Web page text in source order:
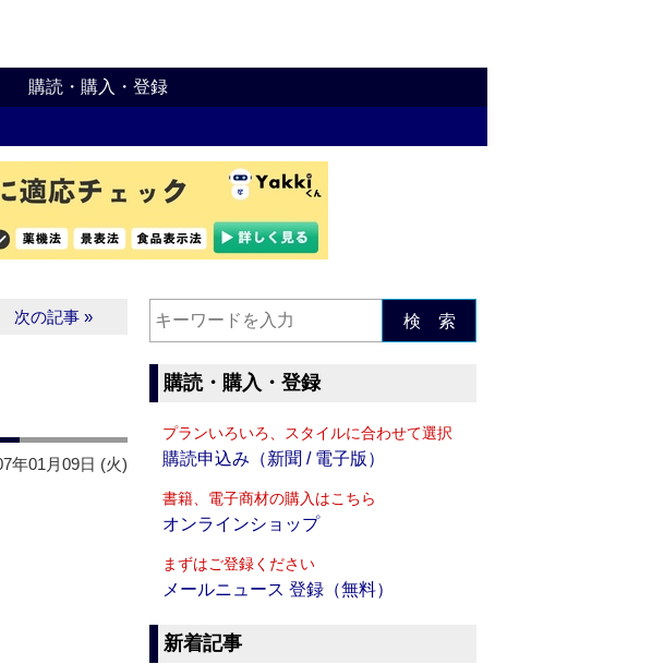
購読・購入・登録
次の記事 »
年01月09日 (火)
検 索
購読・購入・登録
プランいろいろ、スタイルに合わせて選択
購読申込み（新聞 / 電子版）
書籍、電子商材の購入はこちら
オンラインショップ
まずはご登録ください
メールニュース 登録（無料）
新着記事